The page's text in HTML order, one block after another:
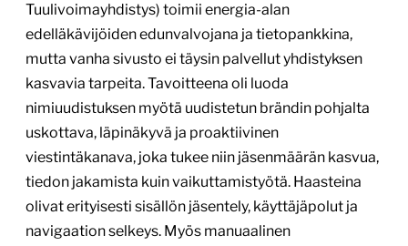
Tuulivoimayhdistys) toimii energia-alan
edelläkävijöiden edunvalvojana ja tietopankkina,
mutta vanha sivusto ei täysin palvellut yhdistyksen
kasvavia tarpeita. Tavoitteena oli luoda
nimiuudistuksen myötä uudistetun brändin pohjalta
uskottava, läpinäkyvä ja proaktiivinen
viestintäkanava, joka tukee niin jäsenmäärän kasvua,
tiedon jakamista kuin vaikuttamistyötä. Haasteina
olivat erityisesti sisällön jäsentely, käyttäjäpolut ja
navigaation selkeys. Myös manuaalinen